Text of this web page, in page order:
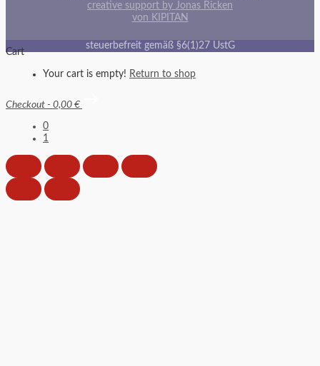
creative support by Jonas Ricken
von KIPITAN
steuerbefreit gemäß §6(1)27 UstG
Cart
Your cart is empty! Return to shop
Checkout - 0,00 €
0
1